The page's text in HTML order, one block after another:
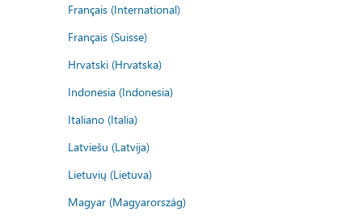
Français (International)
Français (Suisse)
Hrvatski (Hrvatska)
Indonesia (Indonesia)
Italiano (Italia)
Latviešu (Latvija)
Lietuvių (Lietuva)
Magyar (Magyarország)